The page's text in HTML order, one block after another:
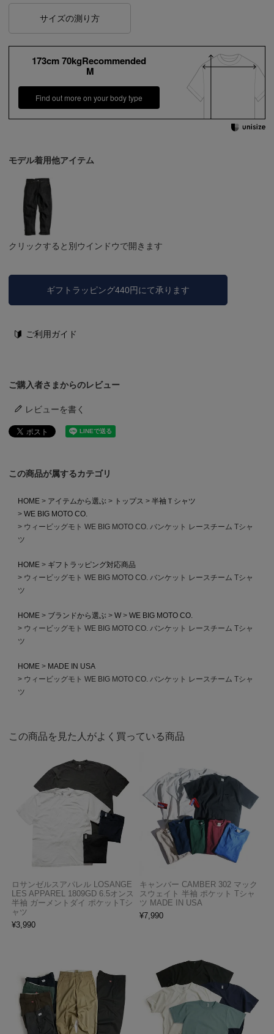
サイズの測り方
173cm 70kgRecommended
M
Find out more on your body type
モデル着用他アイテム
クリックすると別ウインドウで開きます
ギフトラッピング440円にて承ります
ご利用ガイド
ご購入者さまからのレビュー
レビューを書く
この商品が属するカテゴリ
HOME アイテムから選ぶ トップス
半袖Ｔシャツ
WE BIG MOTO CO.
ウィービッグモト WE BIG MOTO CO. バンケット レースチーム Tシャ
ツ
HOME
ギフトラッピング対応商品
ウィービッグモト WE BIG MOTO CO. バンケット レースチーム Tシャ
ツ
HOME ブランドから選ぶ W
WE BIG MOTO CO.
ウィービッグモト WE BIG MOTO CO. バンケット レースチーム Tシャ
ツ
HOME
MADE IN USA
ウィービッグモト WE BIG MOTO CO. バンケット レースチーム Tシャ
ツ
この商品を見た人がよく買っている商品
ロサンゼルスアパレル LOSANGE
LES APPAREL 1809GD 6.5オンス
半袖 ガーメントダイ ポケットTシ
ャツ
¥3,990
キャンバー CAMBER 302 マック
スウェイト 半袖 ポケット Tシャ
ツ MADE IN USA
¥7,990